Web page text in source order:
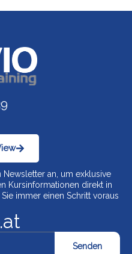
Link zu https://
an, um exklusive
Kursinformationen direkt in
immer einen Schritt voraus
Senden